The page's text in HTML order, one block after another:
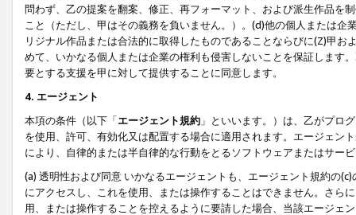
問わず、乙の提案を翻案、修正、再フォーマット、および派生作品を
こと（ただし、甲はその義務を負いません。）。(d)他の個人または
リジナル作品または合法的に取得したものであることならびに(Z)甲
めて、いかなる個人または企業の権利も侵害しないことを保証します
要とする支援を甲に対して提供することに同意します。
4. エージェント
本項の条件（以下「エージェント規約 」といいます。）は、乙がプロ
を使用、許可、有効化又は配置する場合に適用されます。エージェン
により、自律的または半自律的な行動をとるソフトウェアまたはサー
(a) 透明性および同意 いかなるエージェントも、エージェント規約の
にアクセスし、これを使用、または操作することはできません。さら
用、または操作することを控えるように要請した場合、当該エージェ